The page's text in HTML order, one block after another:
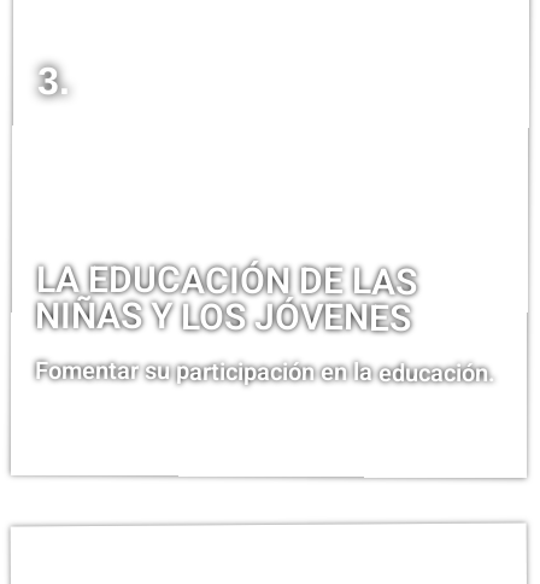
3.
LA EDUCACIÓN DE LAS
NIÑAS Y LOS JÓVENES
Fomentar su participación en la educación.